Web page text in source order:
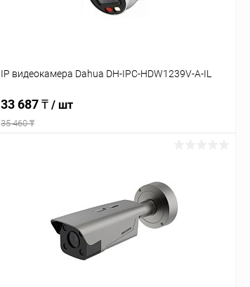
IP видеокамера Dahua DH-IPC-HDW1239V-A-IL
33 687 ₸ / шт
35 460 ₸
Сравнение
В избранное В наличии